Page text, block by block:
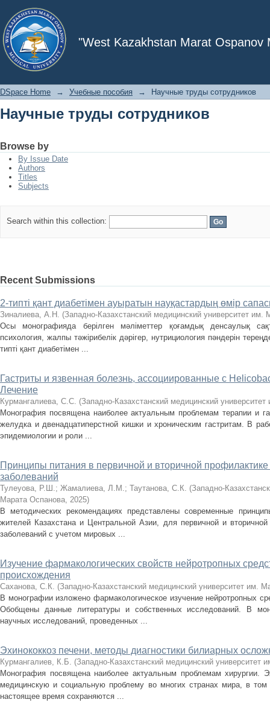
"West Kazakhstan Marat Ospanov
Научные труды сотрудников
DSpace Home → Учебные пособия → Научные труды сотрудников
Научные труды сотрудников
Browse by
By Issue Date
Authors
Titles
Subjects
Search within this collection:
Recent Submissions
2-типті қант диабетімен ауыратын науқастардың өмір
Зиналиева, А.Н. (Западно-Казахстанский медицинский университет им.
Осы монографияда берілген мәліметтер қоғамдық денсаулық
психология, жалпы тәжірибелік дәрігер, нутрициология пәндерін
типті қант диабетімен ...
Гастриты и язвенная болезнь, ассоциированные с
Лечение
Курмангалиева, С.С. (Западно-Казахстанский медицинский
Монография посвящена наиболее актуальным проблемам терапии и
желудка и двенадцатиперстной кишки и хроническим гастритам. В
эпидемиологии и роли ...
Принципы питания в первичной и вторичной профилактике
заболеваний
Тулеуова, Р.Ш.; Жамалиева, Л.М.; Таутанова, С.К. (Западно-
Марата Оспанова, 2025)
В методических рекомендациях представлены современные
жителей Казахстана и Центральной Азии, для первичной и
заболеваний с учетом мировых ...
Изучение фармакологических свойств нейротропных
происхождения
Саханова, С.К. (Западно-Казахстанский медицинский университет им.
В монографии изложено фармакологическое изучение нейротропных
Обобщены данные литературы и собственных исследований. В
научных исследований, проведенных ...
Эхинококкоз печени, методы диагностики билиарных
Курмангалиев, К.Б. (Западно-Казахстанский медицинский университет
Монография посвящена наиболее актуальным проблемам хирургии.
медицинскую и социальную проблему во многих странах мира, в
настоящее время сохраняются ...